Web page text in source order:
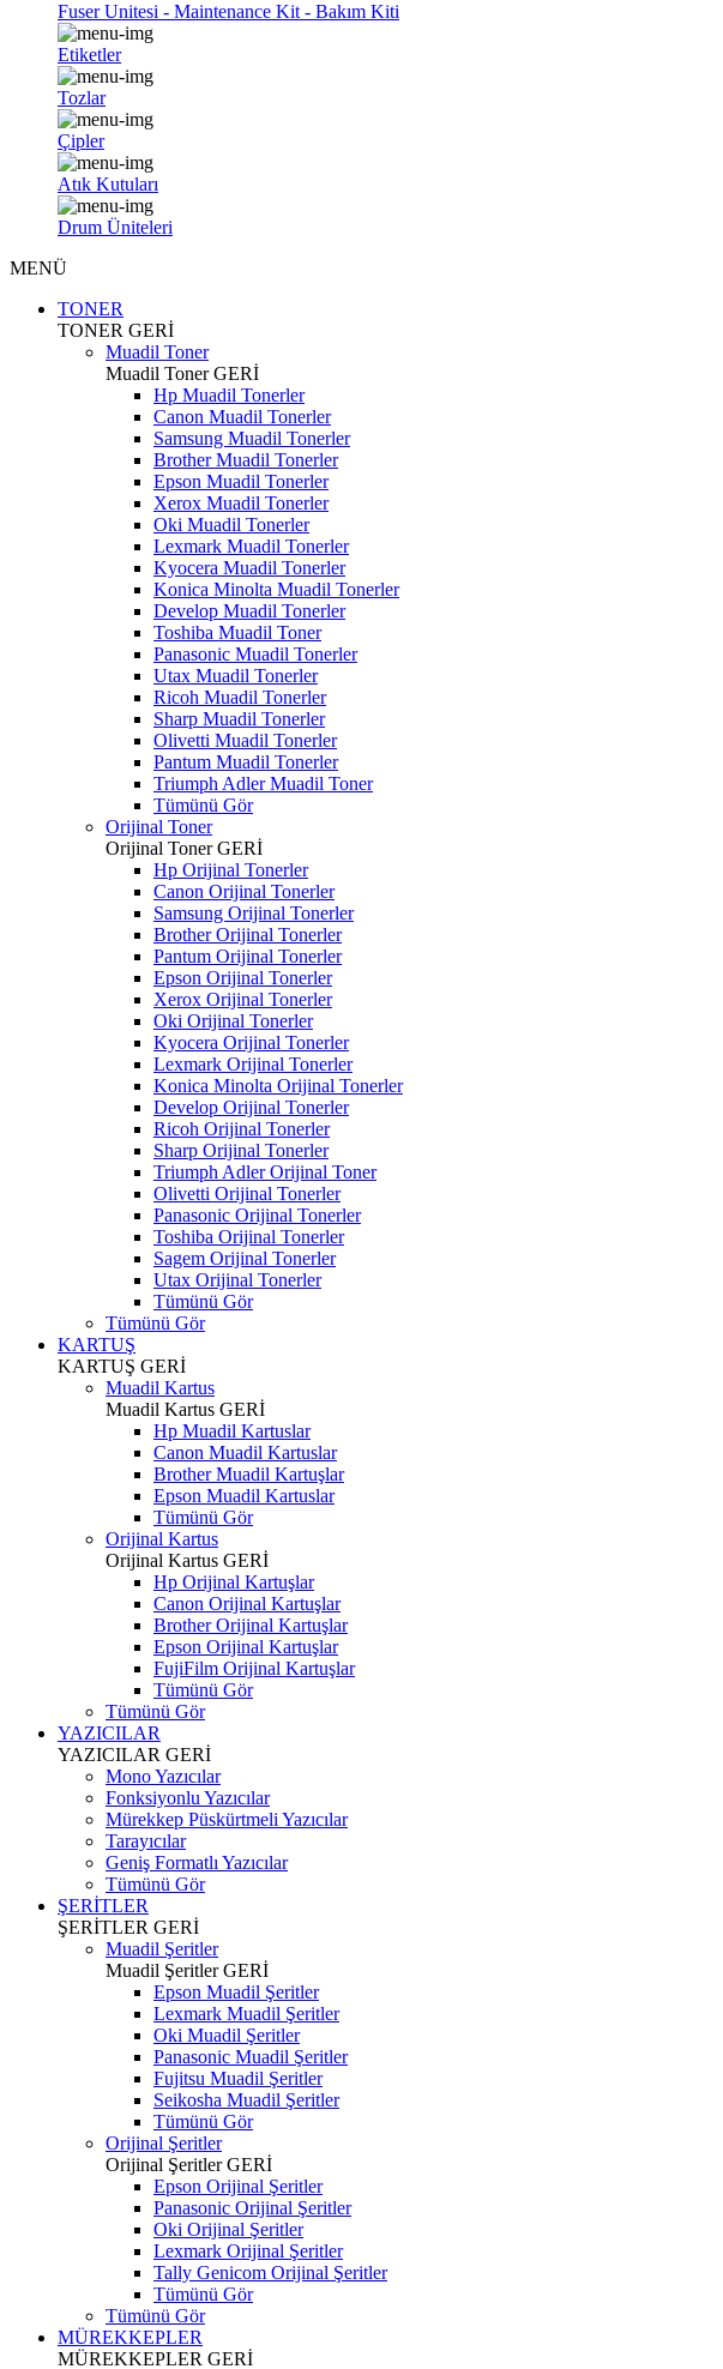
Fuser Unitesi - Maintenance Kit - Bakım Kiti
Etiketler
Tozlar
Çipler
Atık Kutuları
Drum Üniteleri
MENÜ
TONER
TONER GERİ
Muadil Toner
Muadil TonerGERİ
Hp Muadil Tonerler
Canon Muadil Tonerler
Samsung Muadil Tonerler
Brother Muadil Tonerler
Epson Muadil Tonerler
Xerox Muadil Tonerler
Oki Muadil Tonerler
Lexmark Muadil Tonerler
Kyocera Muadil Tonerler
Konica Minolta Muadil Tonerler
Develop Muadil Tonerler
Toshiba Muadil Toner
Panasonic Muadil Tonerler
Utax Muadil Tonerler
Ricoh Muadil Tonerler
Sharp Muadil Tonerler
Olivetti Muadil Tonerler
Pantum Muadil Tonerler
Triumph Adler Muadil Toner
Tümünü Gör
Orijinal Toner
Orijinal TonerGERİ
Hp Orijinal Tonerler
Canon Orijinal Tonerler
Samsung Orijinal Tonerler
Brother Orijinal Tonerler
Pantum Orijinal Tonerler
Epson Orijinal Tonerler
Xerox Orijinal Tonerler
Oki Orijinal Tonerler
Kyocera Orijinal Tonerler
Lexmark Orijinal Tonerler
Konica Minolta Orijinal Tonerler
Develop Orijinal Tonerler
Ricoh Orijinal Tonerler
Sharp Orijinal Tonerler
Triumph Adler Orijinal Toner
Olivetti Orijinal Tonerler
Panasonic Orijinal Tonerler
Toshiba Orijinal Tonerler
Sagem Orijinal Tonerler
Utax Orijinal Tonerler
Tümünü Gör
Tümünü Gör
KARTUŞ
KARTUŞ GERİ
Muadil Kartus
Muadil Kartus GERİ
Hp Muadil Kartuslar
Canon Muadil Kartuslar
Brother Muadil Kartuşlar
Epson Muadil Kartuslar
Tümünü Gör
Orijinal Kartus
Orijinal Kartus GERİ
Hp Orijinal Kartuşlar
Canon Orijinal Kartuşlar
Brother Orijinal Kartuşlar
Epson Orijinal Kartuşlar
FujiFilm Orijinal Kartuşlar
Tümünü Gör
Tümünü Gör
YAZICILAR
YAZICILAR GERİ
Mono Yazıcılar
Fonksiyonlu Yazıcılar
Mürekkep Püskürtmeli Yazıcılar
Tarayıcılar
Geniş Formatlı Yazıcılar
Tümünü Gör
ŞERİTLER
ŞERİTLER GERİ
Muadil Şeritler
Muadil ŞeritlerGERİ
Epson Muadil Şeritler
Lexmark Muadil Şeritler
Oki Muadil Şeritler
Panasonic Muadil Şeritler
Fujitsu Muadil Şeritler
Seikosha Muadil Şeritler
Tümünü Gör
Orijinal Şeritler
Orijinal ŞeritlerGERİ
Epson Orijinal Şeritler
Panasonic Orijinal Şeritler
Oki Orijinal Şeritler
Lexmark Orijinal Şeritler
Tally Genicom Orijinal Şeritler
Tümünü Gör
Tümünü Gör
MÜREKKEPLER
MÜREKKEPLER GERİ